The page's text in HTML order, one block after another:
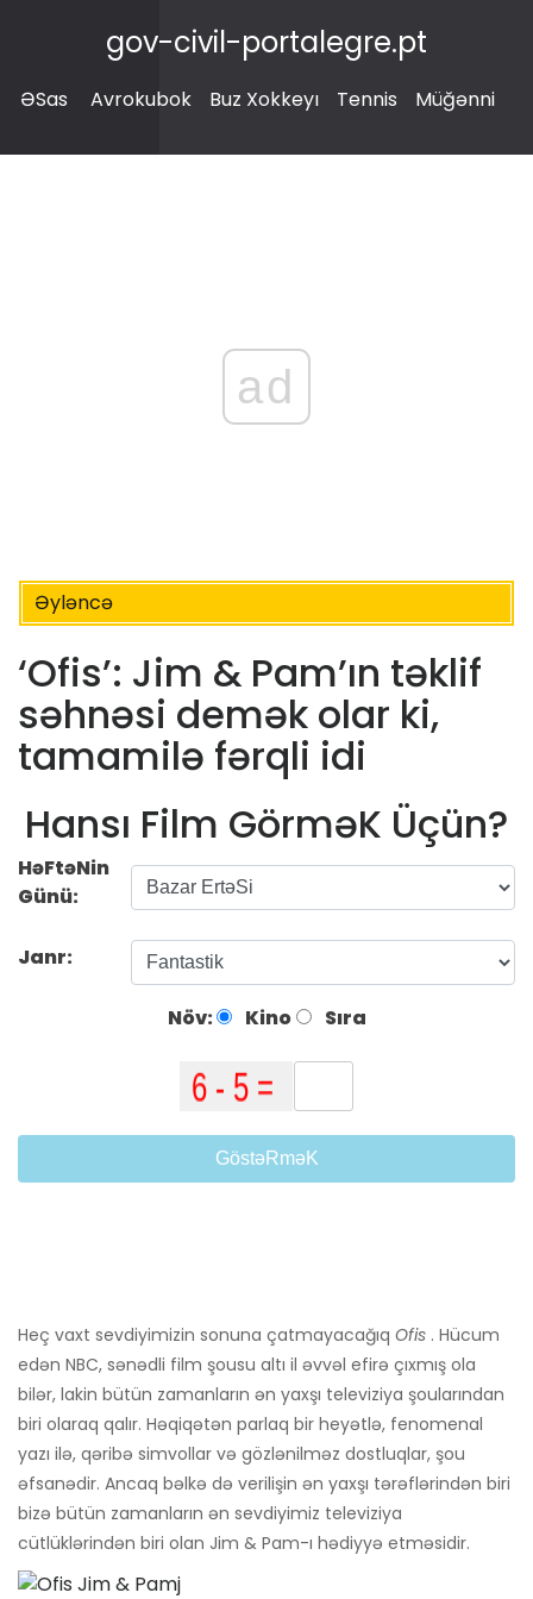
gov-civil-portalegre.pt
ƏSas Avrokubok Buz Xokkeyı Tennis Müğənni
ad
Əyləncə
‘Ofis’: Jim & Pam’ın təklif
səhnəsi demək olar ki,
tamamilə fərqli idi
Hansı Film GörməK Üçün?
HəFtəNin
Günü:
Janr:
Növ: Kino Sıra
GöstəRməK
Heç vaxt sevdiyimizin sonuna çatmayacağıq Ofis . Hücum
edən NBC, sənədli film şousu altı il əvvəl efirə çıxmış ola
bilər, lakin bütün zamanların ən yaxşı televiziya şoularından
biri olaraq qalır. Həqiqətən parlaq bir heyətlə, fenomenal
yazı ilə, qəribə simvollar və gözlənilməz dostluqlar, şou
əfsanədir. Ancaq bəlkə də verilişin ən yaxşı tərəflərindən biri
bizə bütün zamanların ən sevdiyimiz televiziya
cütlüklərindən biri olan Jim & Pam-ı hədiyyə etməsidir.